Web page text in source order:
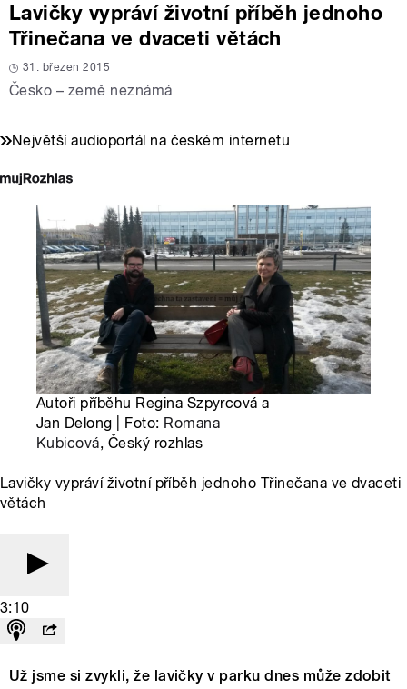
Lavičky vypráví životní příběh jednoho
Třinečana ve dvaceti větách
31. březen 2015
Česko – země neznámá
Největší audioportál na českém internetu
Autoři příběhu Regina Szpyrcová a
Jan Delong | Foto: Romana
Kubicová, Český rozhlas
Lavičky vypráví životní příběh jednoho Třinečana ve dvaceti
větách
3:10
Už jsme si zvykli, že lavičky v parku dnes může zdobit